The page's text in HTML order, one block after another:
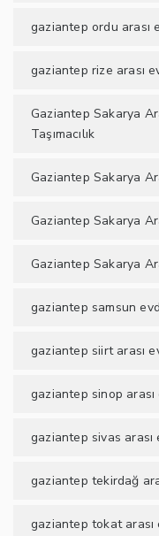
gaziantep ordu arası
gaziantep rize arası
Gaziantep Sakarya
Taşımacılık
Gaziantep Sakarya
Gaziantep Sakarya
Gaziantep Sakarya
gaziantep samsun
gaziantep siirt arası
gaziantep sinop arası
gaziantep sivas arası
gaziantep tekirdağ
gaziantep tokat arası